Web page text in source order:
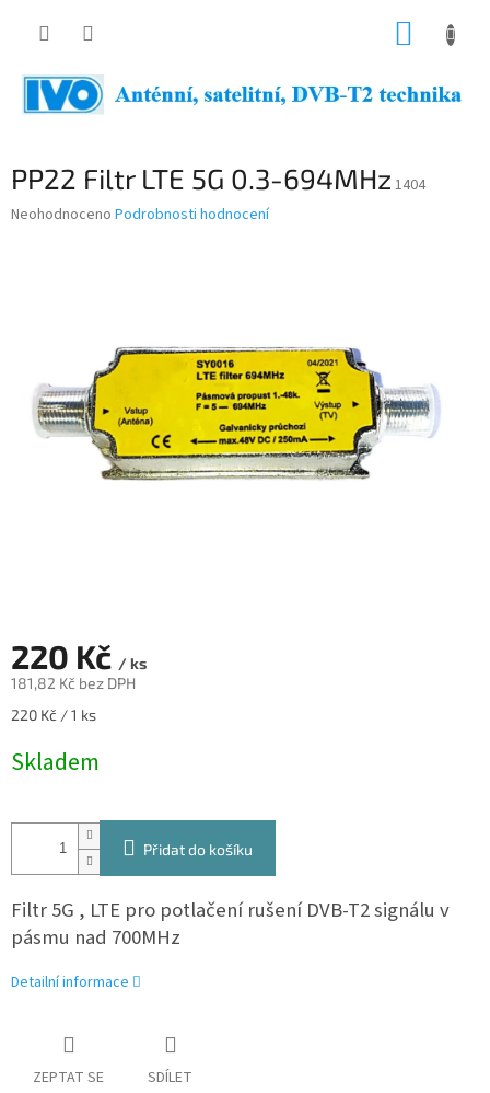
PP22 Filtr LTE 5G 0.3-694MHz 1404
Průměrné
Neohodnoceno Podrobnosti hodnocení
220 Kč / ks
181,82 Kč bez DPH
Měrná
220 Kč / 1 ks
Skladem
Přidat do košíku
Filtr 5G , LTE pro potlačení rušeníDVB-T2 signálu v
pásmu nad 700MHz
Detailní informace
ZEPTAT SE SDÍLET